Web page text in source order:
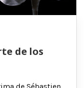
de los